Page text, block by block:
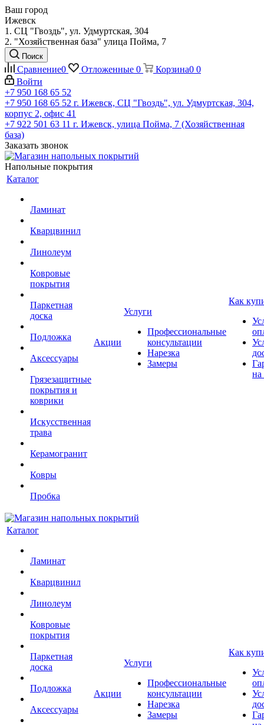
Ваш город
Ижевск
1. СЦ "Гвоздь", ул. Удмуртская, 304
2. "Хозяйственная база" улица Пойма, 7
Поиск
Сравнение0 Отложенные 0 Корзина0 0
Войти
+7 950 168 65 52
+7 950 168 65 52 г. Ижевск, СЦ "Гвоздь", ул. Удмуртская, 304,
корпус 2, офис 41
+7 922 501 63 11 г. Ижевск, улица Пойма, 7 (Хозяйственная
база)
Заказать звонок
Напольные покрытия
Каталог
Ламинат
Кварцвинил
Линолеум
Ковровые
покрытия
Паркетная
доска
Подложка
Аксессуары
Грязезащитные
покрытия и
коврики
Искусственная
трава
Керамогранит
Ковры
Пробка
Акции
Услуги
Профессиональные
консультации
Нарезка
Замеры
Как
на
Каталог
Ламинат
Кварцвинил
Линолеум
Ковровые
покрытия
Паркетная
доска
Подложка
Аксессуары
Акции
Услуги
Профессиональные
консультации
Нарезка
Замеры
Как